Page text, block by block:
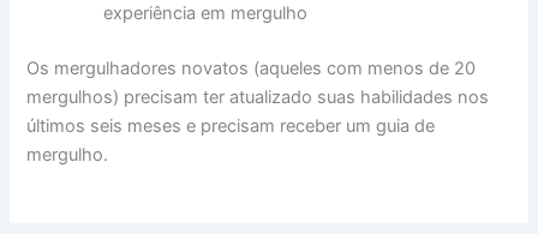
experiência em mergulho
Os mergulhadores novatos (aqueles com menos de 20
mergulhos) precisam ter atualizado suas habilidades nos
últimos seis meses e precisam receber um guia de
mergulho.